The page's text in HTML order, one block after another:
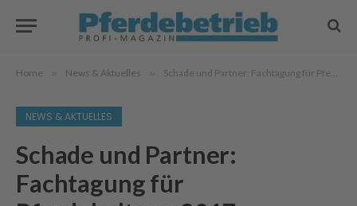
Home » News & Aktuelles » Schade und Partner: Fachtagung für Pferdehaltung 2017
NEWS & AKTUELLES
Schade und Partner:
Fachtagung für